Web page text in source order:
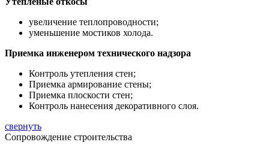
увеличение теплопроводности;
уменьшение мостиков холода.
Приемка инженером технического надзора
Контроль утепления стен;
Приемка армирование стены;
Приемка плоскости стен;
Контроль нанесения декоративного слоя.
свернуть
Сопровождение строительства